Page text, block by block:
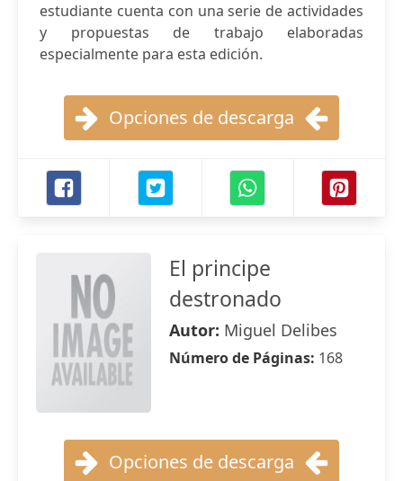
estudiante cuenta con una serie de actividades
y propuestas de trabajo elaboradas
especialmente para esta edición.
Opciones de descarga
El principe
destronado
Autor: Miguel Delibes
Número de Páginas: 168
Opciones de descarga